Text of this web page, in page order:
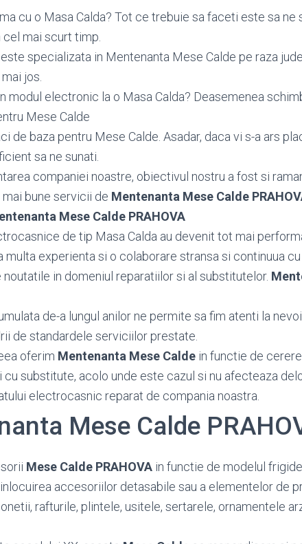
cu o Masa Calda? Tot ce trebuie sa faceti este sa ne
mai scurt timp.
specializata in Mentenanta Mese Calde pe raza
jos.
modul electronic la o Masa Calda? Deasemenea
Mese Calde
de baza pentru Mese Calde. Asadar, daca vi s-a ars
sa ne sunati.
companiei noastre, obiectivul nostru a fost si
bune servicii de Mentenanta Mese Calde
Mese Calde PRAHOVA
de tip Masa Calda au devenit tot mai
multa experienta si o colaborare stransa si continuua
noutatile in domeniul reparatiilor si al substitutelor.
de-a lungul anilor ne permite sa fim atenti la
de standardele serviciilor prestate.
oferim Mentenanta Mese Calde in functie de
cu substitute, acolo unde este cazul si nu afecteaza
electrocasnic reparat de compania noastra.
Mese Calde
Mese Calde PRAHOVA in functie de modelul
accesoriilor detasabile sau a elementelor de
rafturile, plintele, usitele, sertarele, ornamentele